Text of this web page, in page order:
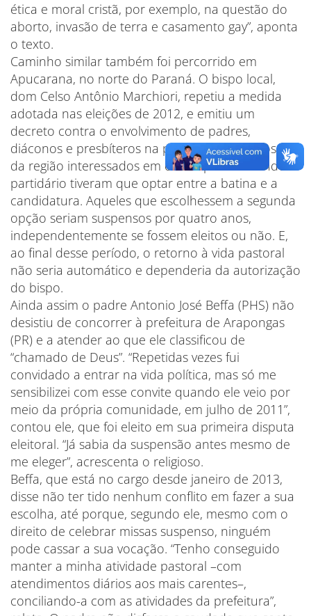
ética e moral cristã, por exemplo, na questão do
aborto, invasão de terra e casamento gay”, aponta
o texto.
Caminho similar também foi percorrido em
Apucarana, no norte do Paraná. O bispo local,
dom Celso Antônio Marchiori, repetiu a medida
adotada nas eleições de 2012, e emitiu um
decreto contra o envolvimento de padres,
diáconos e presbíteros na política. E os religiosos
da região interessados em entrar para o mundo
partidário tiveram que optar entre a batina e a
candidatura. Aqueles que escolhessem a segunda
opção seriam suspensos por quatro anos,
independentemente se fossem eleitos ou não. E,
ao final desse período, o retorno à vida pastoral
não seria automático e dependeria da autorização
do bispo.
Ainda assim o padre Antonio José Beffa (PHS) não
desistiu de concorrer à prefeitura de Arapongas
(PR) e a atender ao que ele classificou de
“chamado de Deus”. “Repetidas vezes fui
convidado a entrar na vida política, mas só me
sensibilizei com esse convite quando ele veio por
meio da própria comunidade, em julho de 2011”,
contou ele, que foi eleito em sua primeira disputa
eleitoral. “Já sabia da suspensão antes mesmo de
me eleger”, acrescenta o religioso.
Beffa, que está no cargo desde janeiro de 2013,
disse não ter tido nenhum conflito em fazer a sua
escolha, até porque, segundo ele, mesmo com o
direito de celebrar missas suspenso, ninguém
pode cassar a sua vocação. “Tenho conseguido
manter a minha atividade pastoral –com
atendimentos diários aos mais carentes–,
conciliando-a com as atividades da prefeitura”,